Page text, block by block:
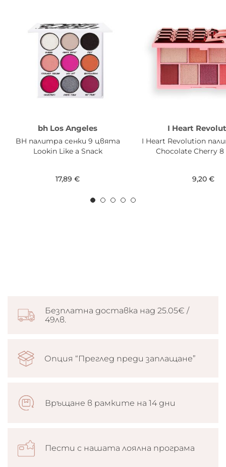
bh Los Angeles
BH палитра сенки 9 цвята
Lookin Like a Snack
17,89 €
I Heart
I Heart Revolution
Chocolate Cherry
9,20 €
Безплатна доставка над 25.05€ /
49лв.
Опция “Преглед преди заплащане”
Връщане в рамките на 14 дни
Пести с нашата лоялна програма